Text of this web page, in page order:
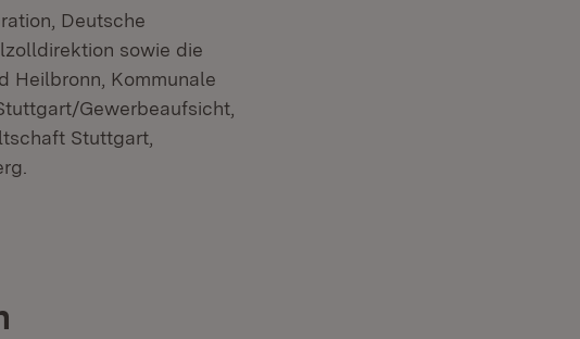
Deutsche
sowie die
Heilbronn, Kommunale
Gewerbeaufsicht,
Stuttgart,